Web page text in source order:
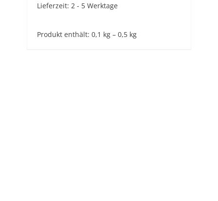
Lieferzeit: 2 - 5 Werktage
Produkt enthält: 0,1 kg – 0,5 kg